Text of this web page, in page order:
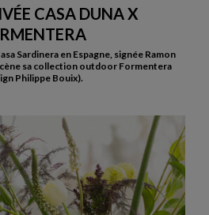
CASA DUNA X
Sardinera en Espagne, signée Ramon
sa collection outdoor Formentera
Philippe Bouix).